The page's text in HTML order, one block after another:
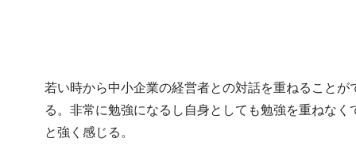
若い時から中小企業の経営者との対話を重ねることが
る。非常に勉強になるし自身としても勉強を重ねなく
と強く感じる。